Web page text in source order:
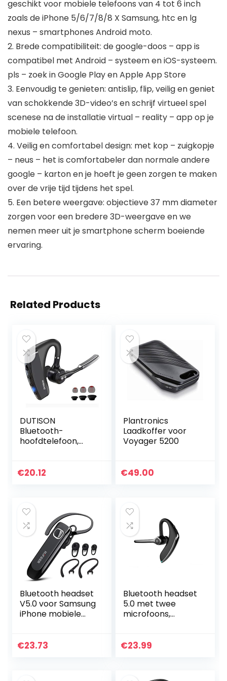
geschikt voor mobiele telefoons van 4 tot 6 inch
zoals de iPhone 5/6/7/8/8 X Samsung, htc en lg
nexus – smartphones Android moto.
2. Brede compatibiliteit: de google-doos – app is
compatibel met Android – systeem en iOS-systeem.
pls – zoek in Google Play en Apple App Store
3. Eenvoudig te genieten: antislip, flip, veilig en geniet
van schokkende 3D-video’s en schrijf virtueel spel
scenese na de installatie virtual – reality – app op je
mobiele telefoon.
4. Veilig en comfortabel design: met kop – zuigkopje
– neus – het is comfortabeler dan normale andere
google – karton en je hoeft je geen zorgen te maken
over de vrije tijd tijdens het spel.
5. Een betere weergave: objectieve 37 mm diameter
zorgen voor een bredere 3D-weergave en we
nemen meer uit je smartphone scherm boeiende
ervaring.
Related Products
DUTISON
Bluetooth-
hoofdtelefoon,
hoofdtelefoon, 2-
€20.12
Plantronics
Laadkoffer voor
Voyager 5200
€49.00
Bluetooth headset
V5.0 voor Samsung
iPhone mobiele
Bluetooth in oor
€23.73
Bluetooth headset
5.0 met twee
microfoons,
zakelijke
€23.99